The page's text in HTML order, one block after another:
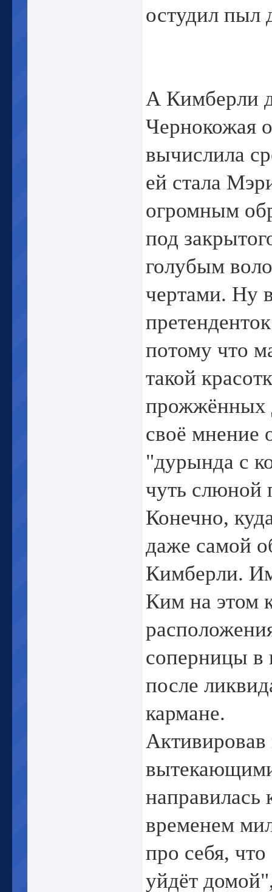
остудил пыл
А Кимберли
Чернокожая
вычислила
ей стала
огромным
под
голубым
чертами. Ну
потому что
такой
прожжённых
своё мнение
"дурында с
чуть слюной
Конечно,
даже самой
Кимберли.
Ким на этом
соперницы в
после
кармане.
Активировав
временем
про себя,
уйдёт